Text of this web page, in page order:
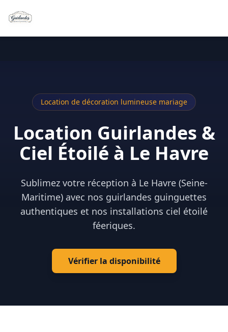
Location de décoration lumineuse mariage
Location Guirlandes &
Ciel Étoilé à Le Havre
Sublimez votre réception à Le Havre (Seine-
Maritime) avec nos guirlandes guinguettes
authentiques et nos installations ciel étoilé
féeriques.
Vérifier la disponibilité